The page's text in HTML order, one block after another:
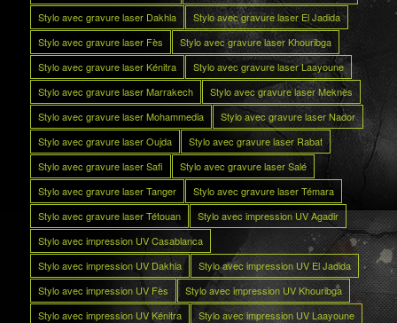
Stylo avec gravure laser Dakhla
Stylo avec gravure laser El Jadida
Stylo avec gravure laser Fès
Stylo avec gravure laser Khouribga
Stylo avec gravure laser Kénitra
Stylo avec gravure laser Laayoune
Stylo avec gravure laser Marrakech
Stylo avec gravure laser Meknès
Stylo avec gravure laser Mohammedia
Stylo avec gravure laser Nador
Stylo avec gravure laser Oujda
Stylo avec gravure laser Rabat
Stylo avec gravure laser Safi
Stylo avec gravure laser Salé
Stylo avec gravure laser Tanger
Stylo avec gravure laser Témara
Stylo avec gravure laser Tétouan
Stylo avec impression UV Agadir
Stylo avec impression UV Casablanca
Stylo avec impression UV Dakhla
Stylo avec impression UV El Jadida
Stylo avec impression UV Fès
Stylo avec impression UV Khouribga
Stylo avec impression UV Kénitra
Stylo avec impression UV Laayoune